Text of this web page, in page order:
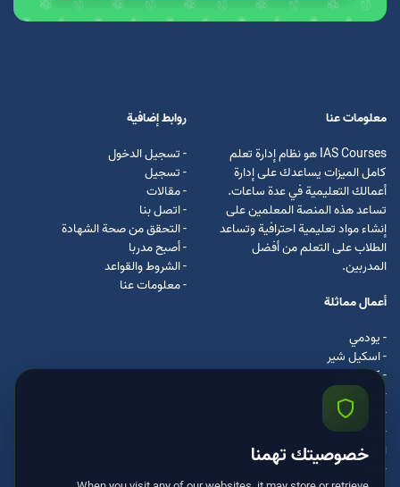
معلومات عنا
IAS Courses هو نظام إدارة تعلم
كامل الميزات يساعدك على إدارة
أعمالك التعليمية في عدة ساعات.
تساعد هذه المنصة المعلمين على
إنشاء مواد تعليمية احترافية وتساعد
الطلاب على التعلم من أفضل
المدربين.
روابط إضافية
- تسجيل الدخول
- تسجيل
- مقالات
- اتصل بنا
- التحقق من صحة الشهادة
- أصبح مدربا
- الشروط والقواعد
- معلومات عنا
أعمال مماثلة
- يودمي
- اسکیل شیر
- كرس ايرا
- لیندا
- اسكيل سفت
- اوداسيتي
ادكس
- مستر كلس
خصوصيتك تهمنا